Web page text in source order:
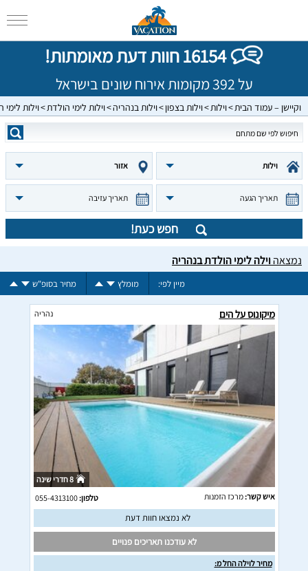
16154 חוות דעת מאומתות!
על 392 מקומות אירוח שונים בישראל
וקיישן – עמוד הבית וילות וילות בצפון וילות בנהריה וילות לימי הולדת וילות
וילות אזור
תאריך הגעה תאריך עזיבה
חפש כעת!
נמצאהוילה לימי הולדת בנהריה
מיין לפי: מומלץ מחיר בסופ"ש
מיקונוס על הים נהריה
8 חדרי שינה
איש קשר:מרכז הזמנות טלפון:055-4313100
לא נמצאו חוות דעת
לא עודכנו תאריכים פנויים
מחיר לוילה החל מ: